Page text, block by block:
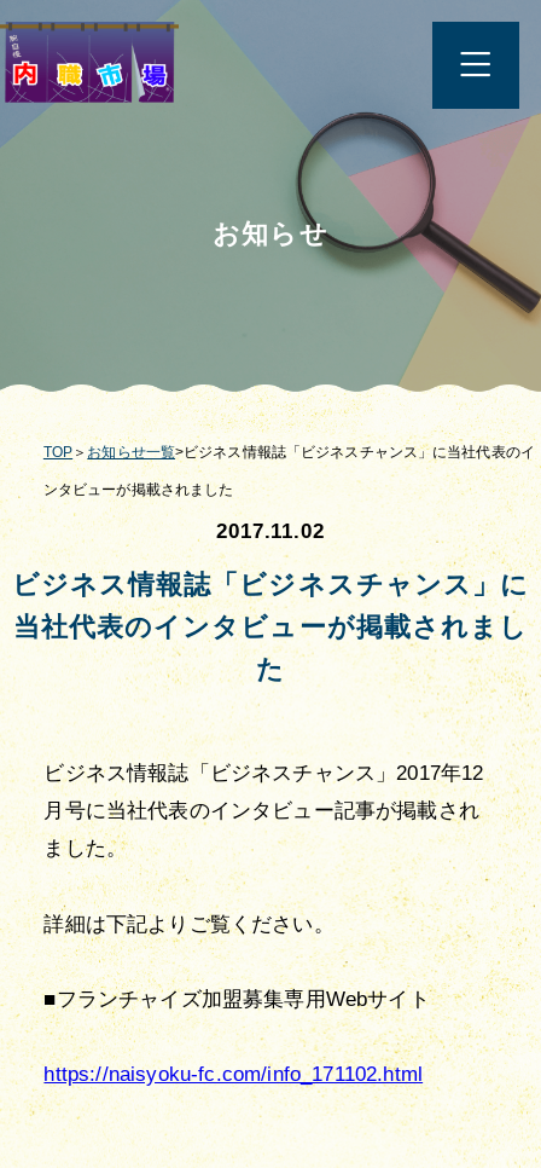
お知らせ
TOP ＞ お知らせ一覧>ビジネス情報誌「ビジネスチャンス」に当社代表のイ
ンタビューが掲載されました
2017.11.02
ビジネス情報誌「ビジネスチャンス」に
当社代表のインタビューが掲載されまし
た
ビジネス情報誌「ビジネスチャンス」2017年12
月号に当社代表のインタビュー記事が掲載され
ました。
詳細は下記よりご覧ください。
■フランチャイズ加盟募集専用Webサイト
https://naisyoku-fc.com/info_171102.html